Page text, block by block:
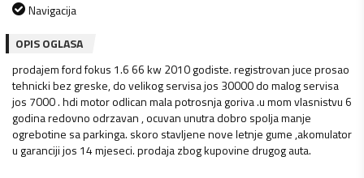
Navigacija
OPIS OGLASA
prodajem ford fokus 1.6 66 kw 2010 godiste. registrovan juce prosao
tehnicki bez greske, do velikog servisa jos 30000 do malog servisa
jos 7000 . hdi motor odlican mala potrosnja goriva .u mom vlasnistvu 6
godina redovno odrzavan , ocuvan unutra dobro spolja manje
ogrebotine sa parkinga. skoro stavljene nove letnje gume ,akomulator
u garanciji jos 14 mjeseci. prodaja zbog kupovine drugog auta.